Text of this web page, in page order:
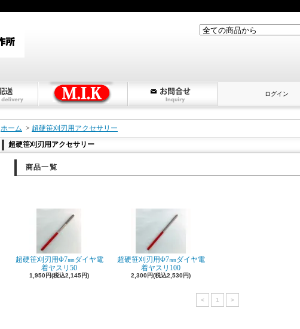
ログイン
ホーム > 超硬笹刈刃用アクセサリー
超硬笹刈刃用アクセサリー
商品一覧
超硬笹刈刃用Φ7㎜ダイヤ電
着ヤスリ50
1,950円(税込2,145円)
超硬笹刈刃用Φ7㎜ダイヤ電
着ヤスリ100
2,300円(税込2,530円)
< 1 >